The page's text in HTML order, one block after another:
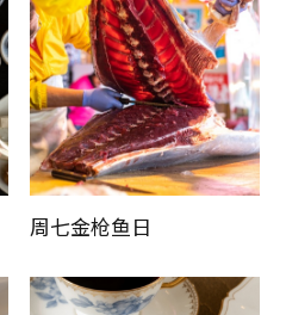
周七金枪鱼日